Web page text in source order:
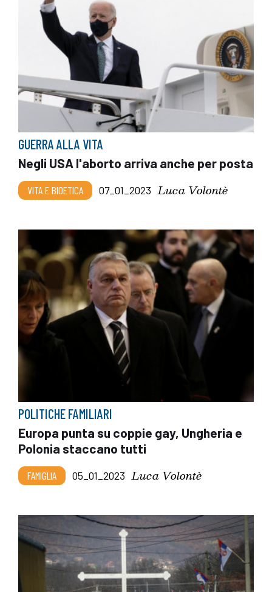
GUERRA ALLA VITA
Negli USA l'aborto arriva anche per posta
VITA E BIOETICA 07_01_2023 Luca Volontè
POLITICHE FAMILIARI
Europa punta su coppie gay, Ungheria e
Polonia staccano tutti
FAMIGLIA 05_01_2023 Luca Volontè